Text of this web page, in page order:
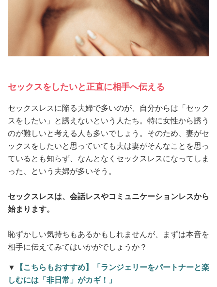
セックスをしたいと正直に相手へ伝える
セックスレスに陥る夫婦で多いのが、自分からは「セック
スをしたい」と誘えないという人たち。特に女性から誘う
のが難しいと考える人も多いでしょう。そのため、妻がセ
ックスをしたいと思っていても夫は妻がそんなことを思っ
ているとも知らず、なんとなくセックスレスになってしま
った、という夫婦が多いそう。
セックスレスは、会話レスやコミュニケーションレスから
始まります。
恥ずかしい気持ちもあるかもしれませんが、まずは本音を
相手に伝えてみてはいかがでしょうか？
▼
【こちらもおすすめ】「ランジェリーをパートナーと楽
しむには「非日常」がカギ！」